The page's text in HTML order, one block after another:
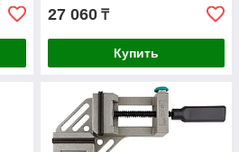
27 060 ₸
Купить